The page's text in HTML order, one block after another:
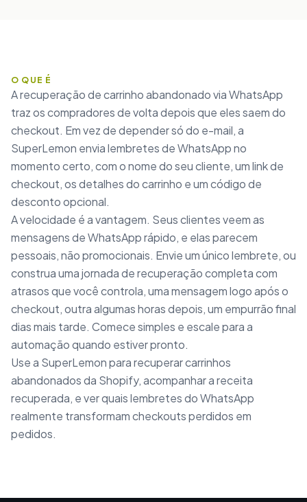
O QUE É
A recuperação de carrinho abandonado via WhatsApp
traz os compradores de volta depois que eles saem do
checkout. Em vez de depender só do e-mail, a
SuperLemon envia lembretes de WhatsApp no
momento certo, com o nome do seu cliente, um link de
checkout, os detalhes do carrinho e um código de
desconto opcional.
A velocidade é a vantagem. Seus clientes veem as
mensagens de WhatsApp rápido, e elas parecem
pessoais, não promocionais. Envie um único lembrete, ou
construa uma jornada de recuperação completa com
atrasos que você controla, uma mensagem logo após o
checkout, outra algumas horas depois, um empurrão final
dias mais tarde. Comece simples e escale para a
automação quando estiver pronto.
Use a SuperLemon para recuperar carrinhos
abandonados da Shopify, acompanhar a receita
recuperada, e ver quais lembretes do WhatsApp
realmente transformam checkouts perdidos em
pedidos.